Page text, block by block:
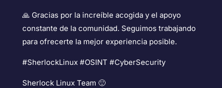
🙏 Gracias por la increíble acogida y el apoyo
constante de la comunidad. Seguimos trabajando
para ofrecerte la mejor experiencia posible.
#SherlockLinux #OSINT #CyberSecurity
Sherlock Linux Team 🙂